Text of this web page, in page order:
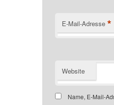
E-Mail-Adresse *
Website
Name, E-Mail-